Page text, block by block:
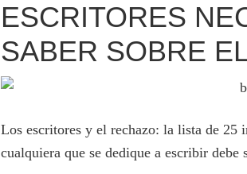
ESCRITORES
SABER SOBRE
Los escritores y el rechazo: la lista de 25
cualquiera que se dedique a escribir debe